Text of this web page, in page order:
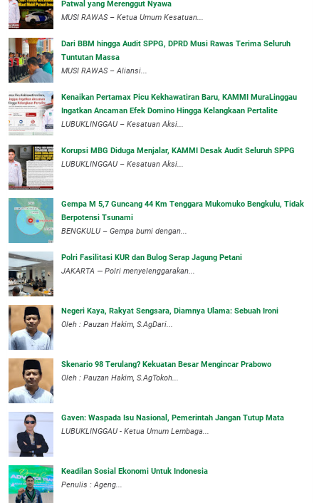
Patwal yang Merenggut Nyawa
‎MUSI RAWAS – Ketua Umum Kesatuan...
Dari BBM hingga Audit SPPG, DPRD Musi Rawas Terima Seluruh
Tuntutan Massa
MUSI RAWAS – Aliansi...
‎Kenaikan Pertamax Picu Kekhawatiran Baru, KAMMI MuraLinggau
Ingatkan Ancaman Efek Domino Hingga Kelangkaan Pertalite
‎LUBUKLINGGAU – Kesatuan Aksi...
Korupsi MBG Diduga Menjalar, KAMMI Desak Audit Seluruh SPPG
‎LUBUKLINGGAU – Kesatuan Aksi...
Gempa M 5,7 Guncang 44 Km Tenggara Mukomuko Bengkulu, Tidak
Berpotensi Tsunami
BENGKULU – Gempa bumi dengan...
Polri Fasilitasi KUR dan Bulog Serap Jagung Petani
JAKARTA — Polri menyelenggarakan...
Negeri Kaya, Rakyat Sengsara, Diamnya Ulama: Sebuah Ironi
Oleh : Pauzan Hakim, S.AgDari...
Skenario 98 Terulang? Kekuatan Besar Mengincar Prabowo
Oleh : Pauzan Hakim, S.AgTokoh...
Gaven: Waspada Isu Nasional, Pemerintah Jangan Tutup Mata
LUBUKLINGGAU - Ketua Umum Lembaga...
Keadilan Sosial Ekonomi Untuk Indonesia
Penulis : Ageng...